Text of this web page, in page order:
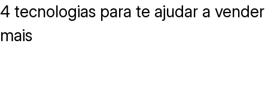
4 tecnologias para te ajudar a vender
mais